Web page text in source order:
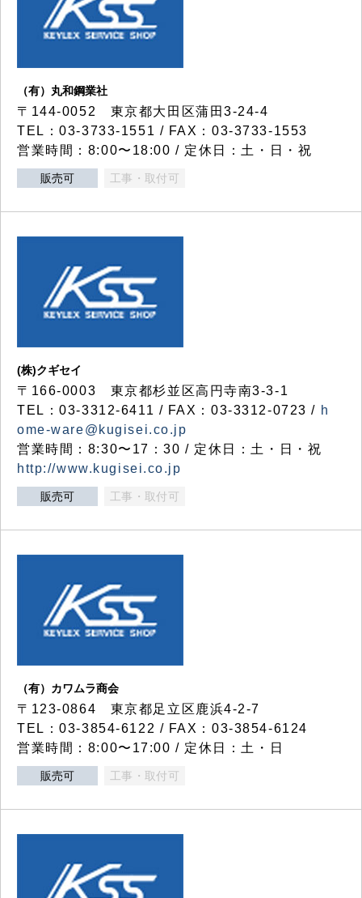
（有）丸和鋼業社
〒144-0052 東京都大田区蒲田3-24-4
TEL：03-3733-1551 / FAX：03-3733-1553
営業時間：8:00〜18:00 / 定休日：土・日・祝
販売可 工事・取付可
(株)クギセイ
〒166-0003 東京都杉並区高円寺南3-3-1
TEL：03-3312-6411 / FAX：03-3312-0723 / h
ome-ware@kugisei.co.jp
営業時間：8:30〜17：30 / 定休日：土・日・祝
http://www.kugisei.co.jp
販売可 工事・取付可
（有）カワムラ商会
〒123-0864 東京都足立区鹿浜4-2-7
TEL：03-3854-6122 / FAX：03-3854-6124
営業時間：8:00〜17:00 / 定休日：土・日
販売可 工事・取付可